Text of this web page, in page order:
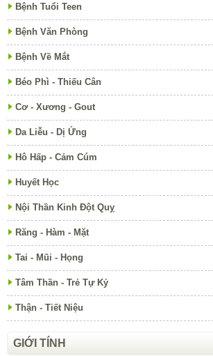
Bệnh Tuổi Teen
Bệnh Văn Phòng
Bệnh Về Mắt
Béo Phì - Thiếu Cân
Cơ - Xương - Gout
Da Liễu - Dị Ứng
Hô Hấp - Cảm Cúm
Huyết Học
Nội Thần Kinh Đột Quỵ
Răng - Hàm - Mặt
Tai - Mũi - Họng
Tâm Thần - Trẻ Tự Kỷ
Thận - Tiết Niệu
GIỚI TÍNH